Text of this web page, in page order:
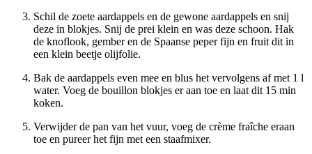
Schil de zoete aardappels en de gewone aardappels en snij
deze in blokjes. Snij de prei klein en was deze schoon. Hak
de knoflook, gember en de Spaanse peper fijn en fruit dit in
een klein beetje olijfolie.
Bak de aardappels even mee en blus het vervolgens af met 1 l
water. Voeg de bouillon blokjes er aan toe en laat dit 15 min
koken.
Verwijder de pan van het vuur, voeg de crème fraîche eraan
toe en pureer het fijn met een staafmixer.